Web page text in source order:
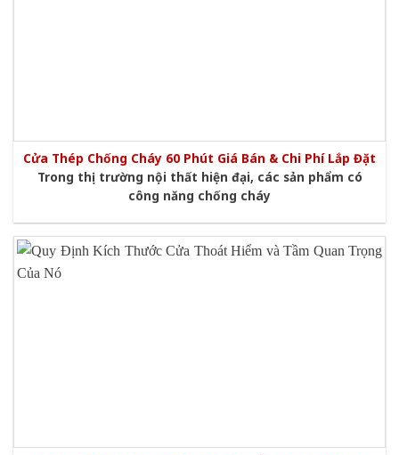
​​​​​​​Cửa Thép Chống Cháy 60 Phút Giá Bán & Chi Phí Lắp Đặt
Trong thị trường nội thất hiện đại, các sản phẩm có
công năng chống cháy